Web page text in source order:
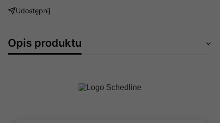
Udostępnij
Opis produktu